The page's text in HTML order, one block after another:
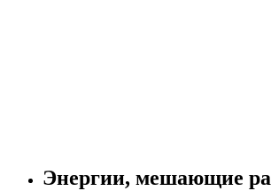
Энергии, мешающие